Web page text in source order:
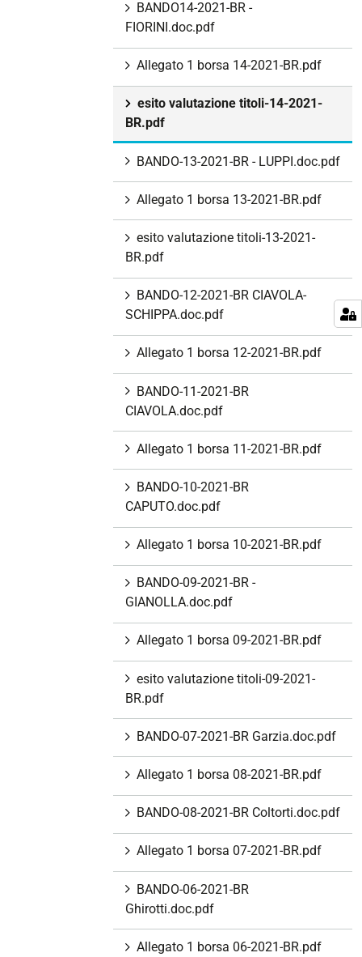
BANDO14-2021-BR -
FIORINI.doc.pdf
Allegato 1 borsa 14-2021-BR.pdf
esito valutazione titoli-14-2021-
BR.pdf
BANDO-13-2021-BR - LUPPI.doc.pdf
Allegato 1 borsa 13-2021-BR.pdf
esito valutazione titoli-13-2021-
BR.pdf
BANDO-12-2021-BR CIAVOLA-
SCHIPPA.doc.pdf
Allegato 1 borsa 12-2021-BR.pdf
BANDO-11-2021-BR
CIAVOLA.doc.pdf
Allegato 1 borsa 11-2021-BR.pdf
BANDO-10-2021-BR
CAPUTO.doc.pdf
Allegato 1 borsa 10-2021-BR.pdf
BANDO-09-2021-BR -
GIANOLLA.doc.pdf
Allegato 1 borsa 09-2021-BR.pdf
esito valutazione titoli-09-2021-
BR.pdf
BANDO-07-2021-BR Garzia.doc.pdf
Allegato 1 borsa 08-2021-BR.pdf
BANDO-08-2021-BR Coltorti.doc.pdf
Allegato 1 borsa 07-2021-BR.pdf
BANDO-06-2021-BR
Ghirotti.doc.pdf
Allegato 1 borsa 06-2021-BR.pdf